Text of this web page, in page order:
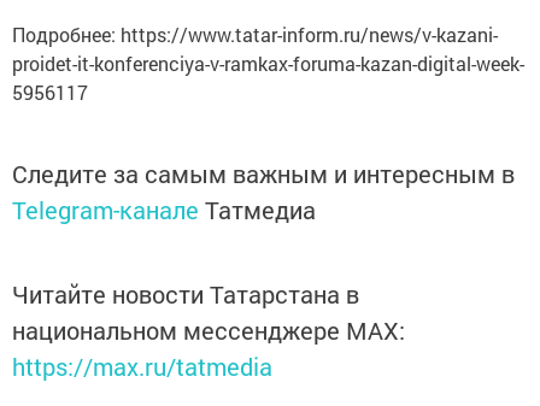
Подробнее: https://www.tatar-inform.ru/news/v-kazani-
proidet-it-konferenciya-v-ramkax-foruma-kazan-digital-week-
5956117
Следите за самым важным и интересным в
Telegram-канале Татмедиа
Читайте новости Татарстана в
национальном мессенджере MАХ:
https://max.ru/tatmedia